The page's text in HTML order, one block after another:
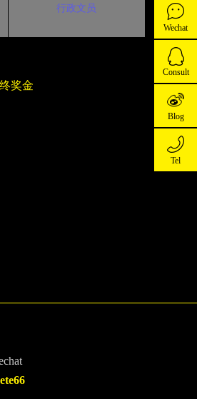
行政文员
奖金
Wechat
Consult
Consult
Blog
Blog
Tel